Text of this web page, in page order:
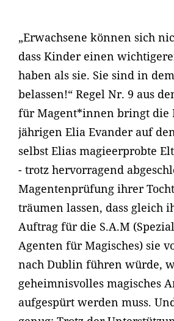
„Erwachsene können sich
dass Kinder einen
haben als sie. Sie sind in
belassen!“ Regel Nr. 9 aus
für Magent*innen bringt die
jährigen Elia Evander auf
selbst Elias magieerprobte
- trotz hervorragend
Magentenprüfung ihrer
träumen lassen, dass gleich
Auftrag für die S.A.M
Agenten für Magisches) sie
nach Dublin führen würde,
geheimnisvolles magisches
aufgespürt werden muss.